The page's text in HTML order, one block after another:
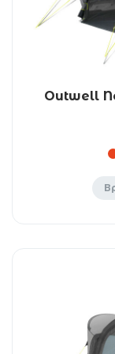
Outwell